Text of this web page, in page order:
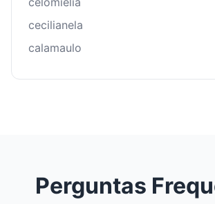
cecilianela
calamaulo
Perguntas